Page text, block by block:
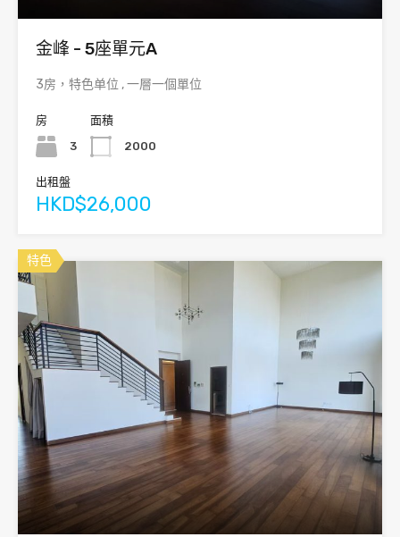
金峰 - 5座單元A
3房，特色单位 , 一層一個單位
房
3
面積
2000
出租盤
HKD$26,000
特色